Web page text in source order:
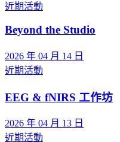
近期活動
Beyond the Studio
2026 年 04 月 14 日
近期活動
EEG & fNIRS 工作坊
2026 年 04 月 13 日
近期活動